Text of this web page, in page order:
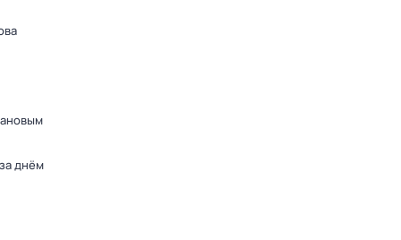
днём